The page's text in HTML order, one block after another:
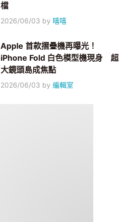
檔
2026/06/03 by 嘻嘻
Apple 首款摺疊機再曝光！
iPhone Fold 白色模型機現身 超
大鏡頭島成焦點
2026/06/03 by編輯室